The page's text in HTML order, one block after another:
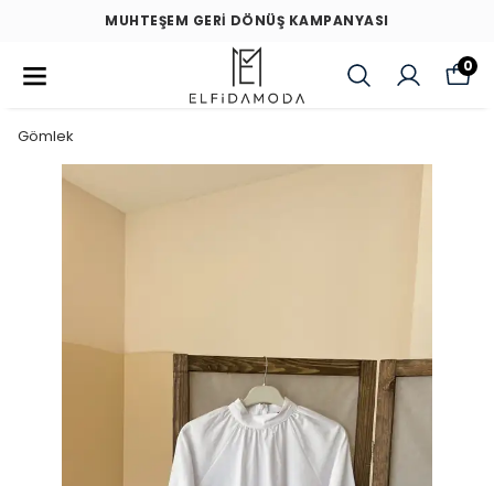
MUHTEŞEM GERİ DÖNÜŞ KAMPANYASI
0
Gömlek